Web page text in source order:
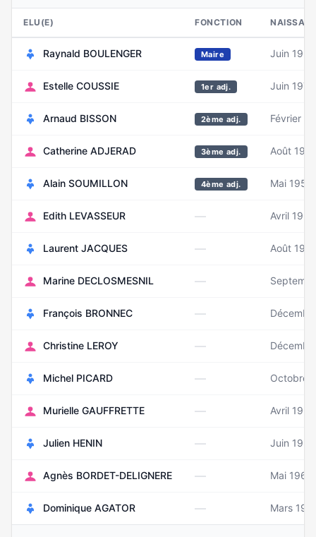
ELU(E) FONCTION
Raynald BOULENGER Maire Juin 1954
Estelle COUSSIE 1er adj. Juin 1978
Arnaud BISSON 2ème adj. Février
Catherine ADJERAD 3ème adj. Août
Alain SOUMILLON 4ème adj. Mai 1957
Edith LEVASSEUR — Avril 1952
Laurent JACQUES — Août
Marine DECLOSMESNIL —
François BRONNEC —
Christine LEROY —
Michel PICARD — Octobre
Murielle GAUFFRETTE — Avril 1963
Julien HENIN — Juin 1992
Agnès BORDET-DELIGNERE — Mai 1964
Dominique AGATOR — Mars